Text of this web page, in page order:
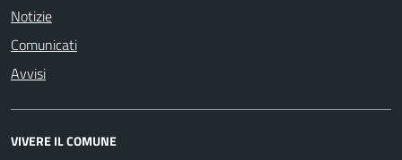
Notizie
Comunicati
Avvisi
VIVERE IL COMUNE